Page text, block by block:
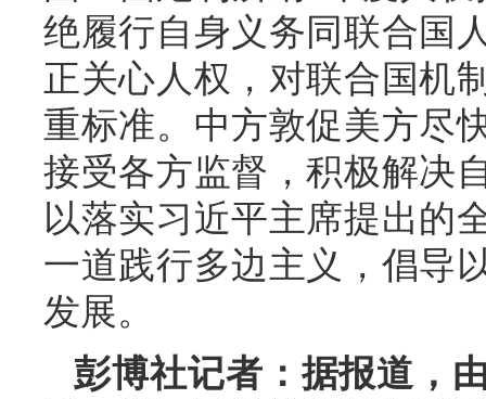
绝履行自身义务同联合国
正关心人权，对联合国机
重标准。中方敦促美方尽
接受各方监督，积极解决
以落实习近平主席提出的
一道践行多边主义，倡导
发展。
彭博社记者：据报道，